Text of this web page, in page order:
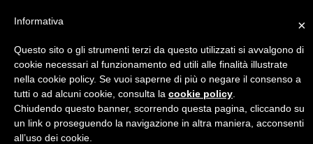
REGISTRAZIONE DATI
REGISTRATORI ANALOGICI E VIDEOGRAFICI
×
Informativa
Questo sito o gli strumenti terzi da questo utilizzati si avvalgono di
cookie necessari al funzionamento ed utili alle finalità illustrate
nella cookie policy. Se vuoi saperne di più o negare il consenso a
tutti o ad alcuni cookie, consulta la cookie policy
Chiudendo questo banner, scorrendo questa pagina, cliccando su
un link o proseguendo la navigazione in altra maniera, acconsenti
all’uso dei cookie.